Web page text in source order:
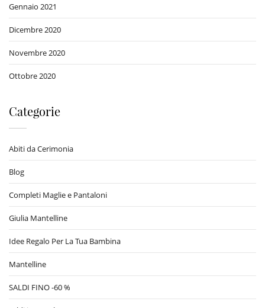
Gennaio 2021
Dicembre 2020
Novembre 2020
Ottobre 2020
Categorie
Abiti da Cerimonia
Blog
Completi Maglie e Pantaloni
Giulia Mantelline
Idee Regalo Per La Tua Bambina
Mantelline
SALDI FINO -60 %